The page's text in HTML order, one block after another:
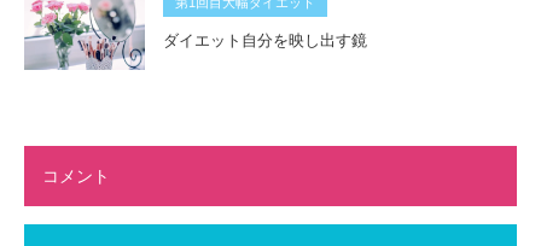
ダイエット自分を映し出す鏡
コメント